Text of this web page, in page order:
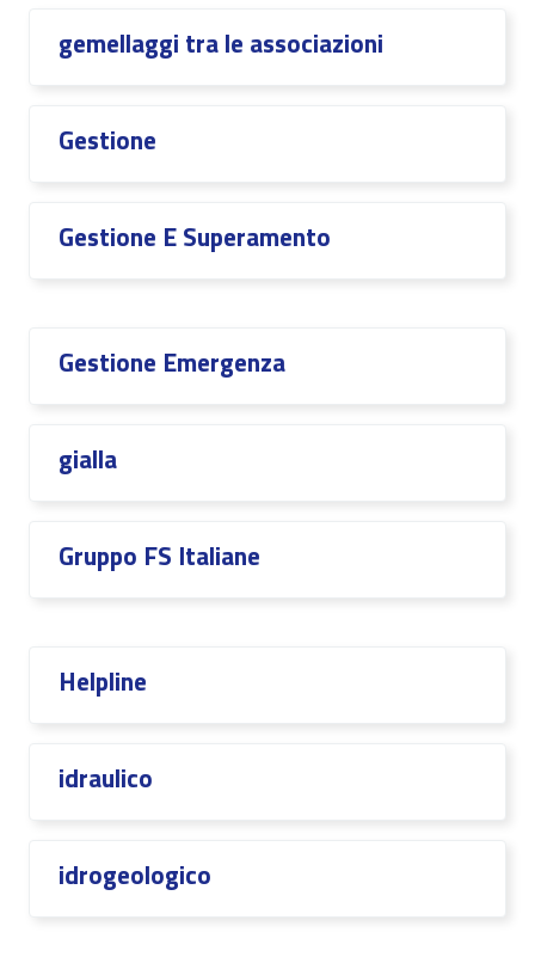
gemellaggi tra le associazioni
Gestione
Gestione E Superamento
Gestione Emergenza
gialla
Gruppo FS Italiane
Helpline
idraulico
idrogeologico